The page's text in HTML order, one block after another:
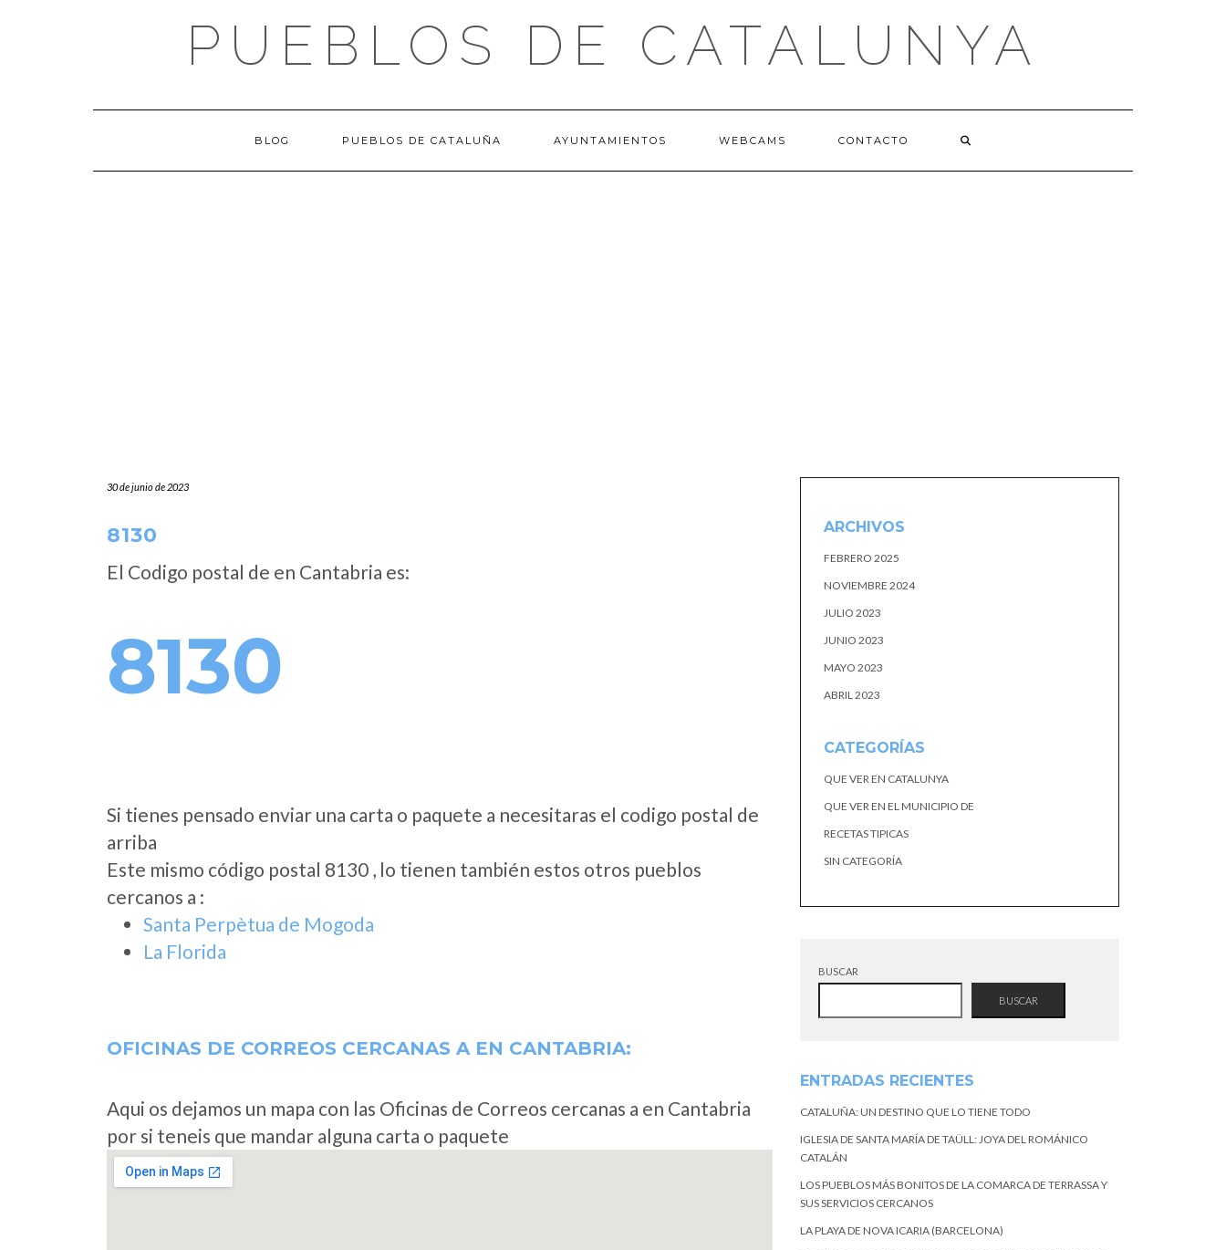
PUEBLOS DE CATALUNYA
BLOG PUEBLOS DE CATALUÑA AYUNTAMIENTOS WEBCAMS CONTACTO
30 de junio de 2023
8130
El Codigo postal de en Cantabria es:
8130
Si tienes pensado enviar una carta o paquete a necesitaras el codigo postal de
arriba
Este mismo código postal 8130 , lo tienen también estos otros pueblos
cercanos a :
Santa Perpètua de Mogoda
La Florida
OFICINAS DE CORREOS CERCANAS A EN CANTABRIA:
Aqui os dejamos un mapa con las Oficinas de Correos cercanas a en Cantabria
por si teneis que mandar alguna carta o paquete
ARCHIVOS
FEBRERO 2025
NOVIEMBRE 2024
JULIO 2023
JUNIO 2023
MAYO 2023
ABRIL 2023
CATEGORÍAS
QUE VER EN CATALUNYA
QUE VER EN EL MUNICIPIO DE
RECETAS TIPICAS
SIN CATEGORÍA
BUSCAR
BUSCAR
ENTRADAS RECIENTES
CATALUÑA: UN DESTINO QUE LO TIENE TODO
IGLESIA DE SANTA MARÍA DE TAÜLL: JOYA DEL ROMÁNICO
CATALÁN
LOS PUEBLOS MÁS BONITOS DE LA COMARCA DE TERRASSA Y
SUS SERVICIOS CERCANOS
LA PLAYA DE NOVA ICARIA (BARCELONA)